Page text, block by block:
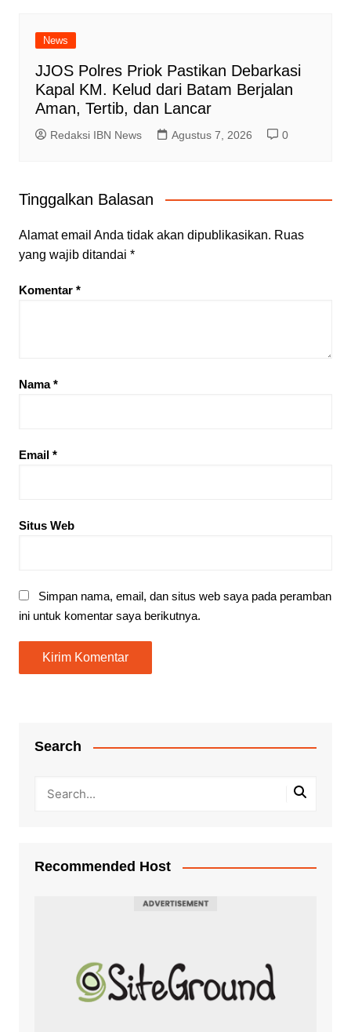
News
JJOS Polres Priok Pastikan Debarkasi
Kapal KM. Kelud dari Batam Berjalan
Aman, Tertib, dan Lancar
Redaksi IBN News Agustus 7, 2026 0
Tinggalkan Balasan
Alamat email Anda tidak akan dipublikasikan. Ruas
yang wajib ditandai *
Komentar *
Nama*
Email *
Situs Web
Simpan nama, email, dan situs web saya pada peramban
ini untuk komentar saya berikutnya.
Search
Recommended Host